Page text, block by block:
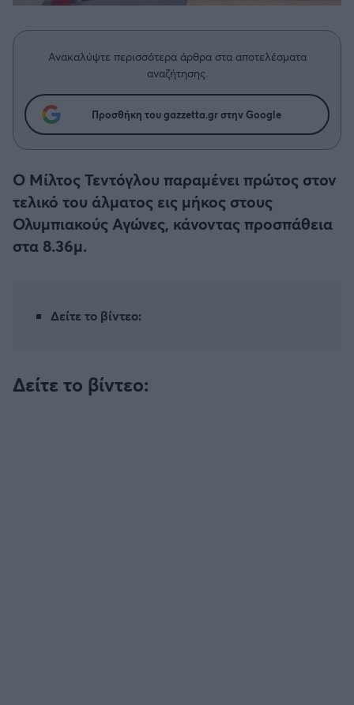
Δημήτρης Τσορμπατζόγλου
Λεβαδειακός
ΟΦΗ
Βόλος
Ατρόμητος Αθηνών
Κηφισιά
Παναιτωλικός
Συνεντεύξεις
Μεγάλη μου Αγάπη
Μια Ιστορία από την Πόλη
Ανακαλύψτε περισσότερα άρθρα στα αποτελέσματα
αναζήτησης.
Προσθήκη του gazzetta.gr στην Google
Ο Μίλτος Τεντόγλου παραμένει πρώτος στον
τελικό του άλματος εις μήκος στους
Ολυμπιακούς Αγώνες, κάνοντας προσπάθεια
στα 8.36μ.
Δείτε το βίντεο:
Δείτε το βίντεο: